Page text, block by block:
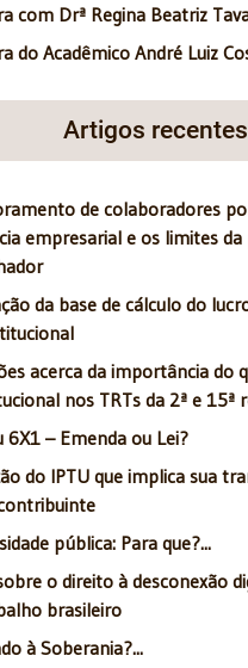
com Drª Regina Beatriz
do Acadêmico André Luiz
Artigos recentes
de colaboradores
empresarial e os limites
da base de cálculo do
acerca da importância do
nos TRTs da 2ª e 15ª
6X1 – Emenda ou Lei?
do IPTU que implica sua
pública: Para que?...
o direito à desconexão
brasileiro
à Soberania?...